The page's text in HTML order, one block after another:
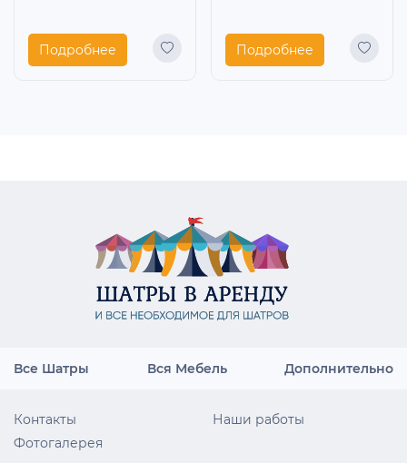
Подробнее Подробнее
Все Шатры Вся Мебель Дополнительно
Контакты
Наши работы
Фотогалерея